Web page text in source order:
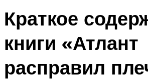
Краткое
книги «Атлант
расправил